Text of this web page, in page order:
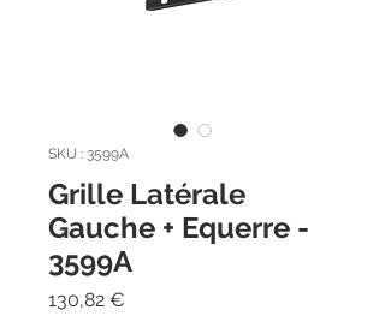
SKU : 3599A
Grille Latérale
Gauche + Equerre -
3599A
130,82 €